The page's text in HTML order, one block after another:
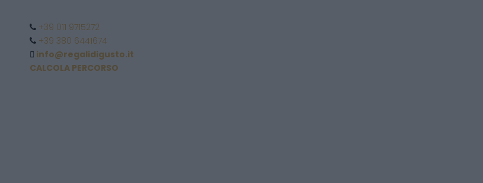
+39 011 9715272
+39 380 6441674
info@regalidigusto.it
CALCOLA PERCORSO